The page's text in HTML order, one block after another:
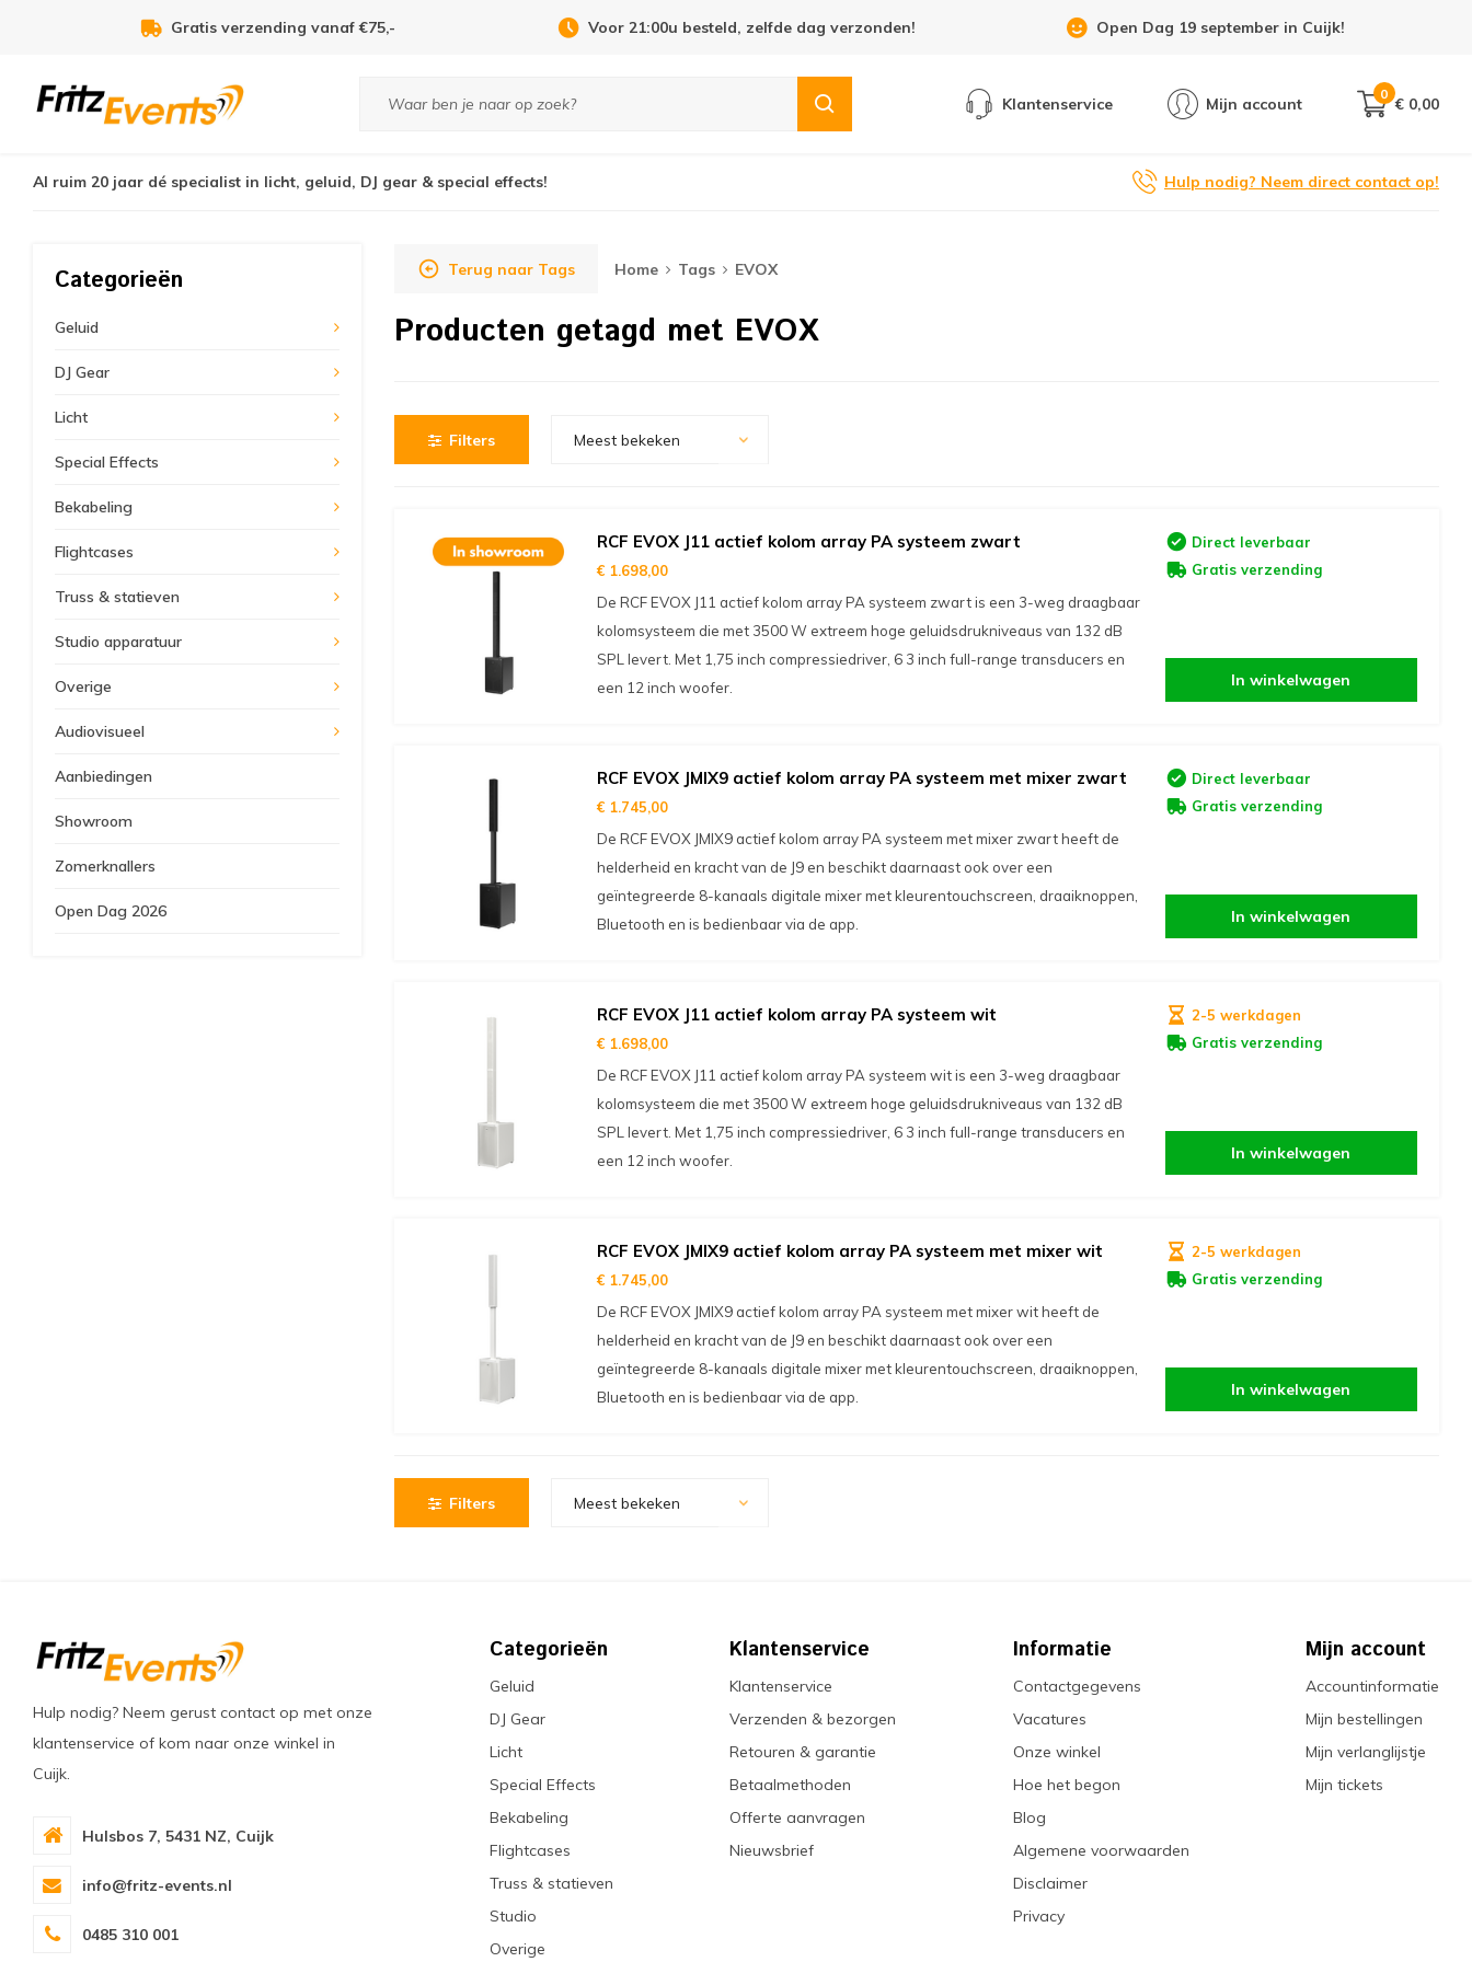
Gratis verzending vanaf €75,- Voor 21:00u besteld, zelfde dag verzonden! Open Dag 19 september in Cuijk!
Klantenservice Mijn account
0
€ 0,00
Al ruim 20 jaar dé specialist in licht, geluid, DJ gear & special effects! Hulp nodig? Neem direct contact op!
Categorieën
Geluid
DJ Gear
Licht
Special Effects
Bekabeling
Flightcases
Truss & statieven
Studio apparatuur
Overige
Audiovisueel
Aanbiedingen
Showroom
Zomerknallers
Open Dag 2026
Terug naar Tags Home Tags EVOX
Producten getagd met EVOX
Filters Meest bekeken
RCF EVOX J11 actief kolom array PA systeem zwart
€ 1.698,00
De RCF EVOX J11 actief kolom array PA systeem zwart is een 3-weg draagbaar
kolomsysteem die met 3500 W extreem hoge geluidsdrukniveaus van 132 dB
SPL levert. Met 1,75 inch compressiedriver, 6 3 inch full-range transducers en
een 12 inch woofer.
Direct leverbaar
Gratis verzending
In winkelwagen
RCF EVOX JMIX9 actief kolom array PA systeem met mixer zwart
€ 1.745,00
De RCF EVOX JMIX9 actief kolom array PA systeem met mixer zwart heeft de
helderheid en kracht van de J9 en beschikt daarnaast ook over een
geïntegreerde 8-kanaals digitale mixer met kleurentouchscreen, draaiknoppen,
Bluetooth en is bedienbaar via de app.
Direct leverbaar
Gratis verzending
In winkelwagen
RCF EVOX J11 actief kolom array PA systeem wit
€ 1.698,00
De RCF EVOX J11 actief kolom array PA systeem wit is een 3-weg draagbaar
kolomsysteem die met 3500 W extreem hoge geluidsdrukniveaus van 132 dB
SPL levert. Met 1,75 inch compressiedriver, 6 3 inch full-range transducers en
een 12 inch woofer.
2-5 werkdagen
Gratis verzending
In winkelwagen
RCF EVOX JMIX9 actief kolom array PA systeem met mixer wit
€ 1.745,00
De RCF EVOX JMIX9 actief kolom array PA systeem met mixer wit heeft de
helderheid en kracht van de J9 en beschikt daarnaast ook over een
geïntegreerde 8-kanaals digitale mixer met kleurentouchscreen, draaiknoppen,
Bluetooth en is bedienbaar via de app.
2-5 werkdagen
Gratis verzending
In winkelwagen
Filters Meest bekeken
Hulp nodig? Neem gerust contact op met onze
klantenservice of kom naar onze winkel in
Cuijk.
Hulsbos 7, 5431 NZ, Cuijk
info@fritz-events.nl
0485 310 001
Categorieën
Geluid
DJ Gear
Licht
Special Effects
Bekabeling
Flightcases
Truss & statieven
Studio
Overige
Klantenservice
Klantenservice
Verzenden & bezorgen
Retouren & garantie
Betaalmethoden
Offerte aanvragen
Nieuwsbrief
Informatie
Contactgegevens
Vacatures
Onze winkel
Hoe het begon
Blog
Algemene voorwaarden
Disclaimer
Privacy
Mijn account
Accountinformatie
Mijn bestellingen
Mijn verlanglijstje
Mijn tickets